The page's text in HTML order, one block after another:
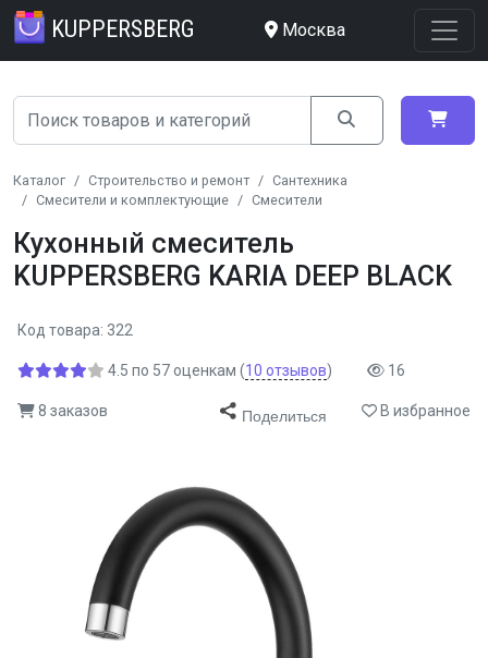
KUPPERSBERG Москва
Каталог Строительство и ремонт
Сантехника
Смесители и комплектующие
Смесители
Кухонный смеситель
KUPPERSBERG KARIA DEEP BLACK
Код товара: 322
4.5 по 57 оценкам (10 отзывов) 16
8 заказов Поделиться В избранное